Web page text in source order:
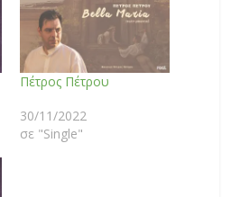
Πέτρος Πέτρου
30/11/2022
σε "Single"